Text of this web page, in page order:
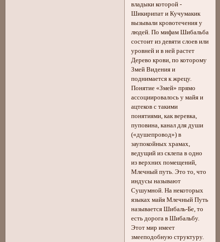
владыки которой -
Шикирипат и Кучумакик
вызывали кровотечения у
людей. По мифам Шибальба
состоит из девяти слоев или
уровней и в ней растет
Дерево крови, по которому
Змей Видения и
поднимается к жрецу.
Понятие «Змей» прямо
ассоциировалось у майя и
ацтеков с такими
понятиями, как веревка,
пуповина, канал для души
(«душепровод») в
заупокойных храмах,
ведущий из склепа в одно
из верхних помещений,
Млечный путь. Это то, что
индусы называют
Сушумной. На некоторых
языках майя Млечный Путь
называется Шибаль-Бе, то
есть дорога в Шибальбу.
Этот мир имеет
змееподобную структуру.